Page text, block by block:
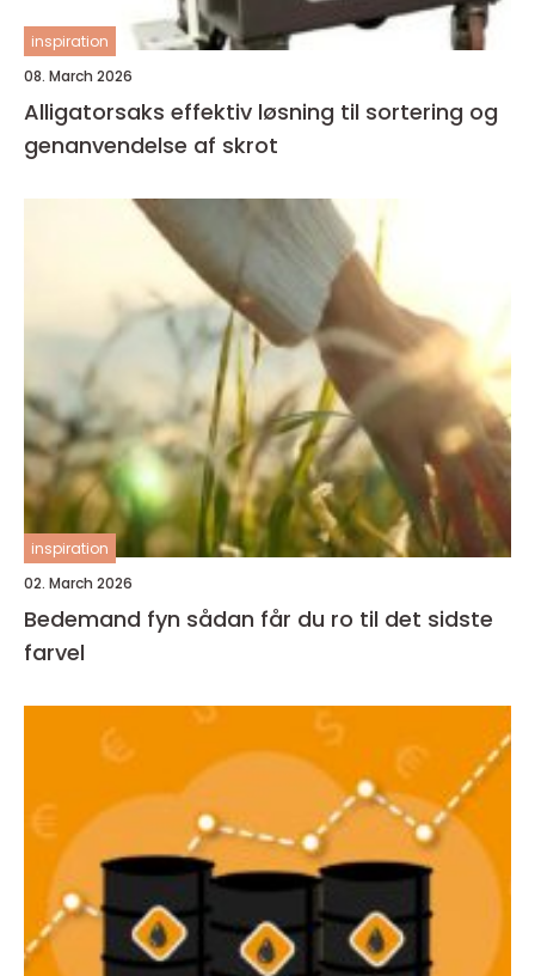
inspiration
08. March 2026
Alligatorsaks effektiv løsning til sortering og
genanvendelse af skrot
inspiration
02. March 2026
Bedemand fyn sådan får du ro til det sidste
farvel